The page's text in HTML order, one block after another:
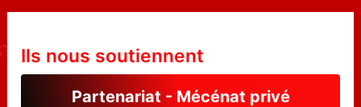
Ils nous soutiennent
Partenariat - Mécénat privé